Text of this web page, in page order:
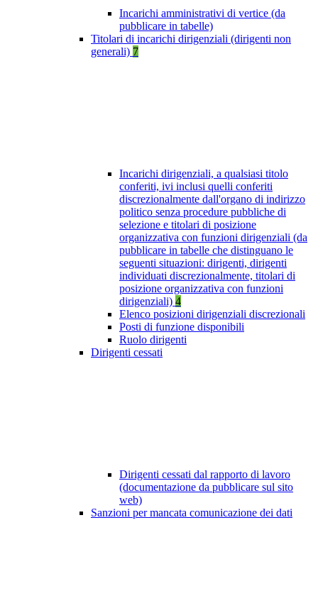
Incarichi amministrativi di vertice (da
pubblicare in tabelle)
Titolari di incarichi dirigenziali (dirigenti non
generali) 7
Incarichi dirigenziali, a qualsiasi titolo
conferiti, ivi inclusi quelli conferiti
discrezionalmente dall'organo di indirizzo
politico senza procedure pubbliche di
selezione e titolari di posizione
organizzativa con funzioni dirigenziali (da
pubblicare in tabelle che distinguano le
seguenti situazioni: dirigenti, dirigenti
individuati discrezionalmente, titolari di
posizione organizzativa con funzioni
dirigenziali) 4
Elenco posizioni dirigenziali discrezionali
Posti di funzione disponibili
Ruolo dirigenti
Dirigenti cessati
Dirigenti cessati dal rapporto di lavoro
(documentazione da pubblicare sul sito
web)
Sanzioni per mancata comunicazione dei dati